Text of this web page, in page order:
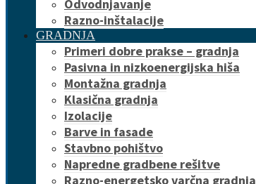
Odvodnjavanje
Razno-inštalacije
GRADNJA
Primeri dobre prakse – gradnja
Pasivna in nizkoenergijska hiša
Montažna gradnja
Klasična gradnja
Izolacije
Barve in fasade
Stavbno pohištvo
Napredne gradbene rešitve
Razno-energetsko varčna gradnja